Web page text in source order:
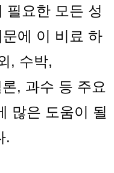
필요한 모든 성
에 이 비료 하
, 수박,
, 과수 등 주요
많은 도움이 될
.